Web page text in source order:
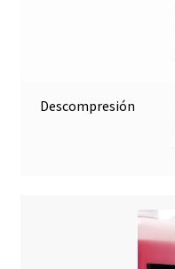
Descompresión